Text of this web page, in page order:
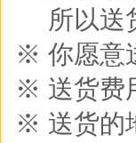
所以送
※ 你愿意
※ 送货费
※ 送货的